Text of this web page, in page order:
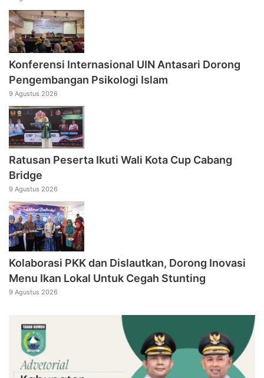
Konferensi Internasional UIN Antasari Dorong
Pengembangan Psikologi Islam
9 Agustus 2026
Ratusan Peserta Ikuti Wali Kota Cup Cabang
Bridge
9 Agustus 2026
Kolaborasi PKK dan Dislautkan, Dorong Inovasi
Menu Ikan Lokal Untuk Cegah Stunting
9 Agustus 2026